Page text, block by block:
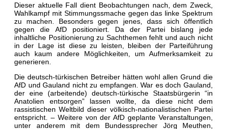
Dieser aktuelle Fall dient Beobachtungen nach, dem Zweck,
Wahlkampf mit Stimmungssmache gegen das linke Spektrum
zu machen. Besonders gegen jenes, dass sich öffentlich
gegen die AfD positioniert. Da der Partei bislang jede
inhaltliche Positionierung zu Sachthemen fehlt und auch nicht
in der Lage ist diese zu leisten, bleiben der Parteiführung
auch kaum andere Möglichkeiten, um Aufmerksamkeit zu
generieren.
Die deutsch-türkischen Betreiber hätten wohl allen Grund die
AfD und Gauland nicht zu empfangen. War es doch Gauland,
der eine (arbeitende) deutsch-türkische Staatsbürgerin “in
Anatolien entsorgen” lassen wollte, da diese nicht dem
rassistischen Weltbild dieser völkisch-nationalistischen Partei
entspricht. – Weitere von der AfD geplante Veranstaltungen,
unter anderem mit dem Bundessprecher Jörg Meuthen,